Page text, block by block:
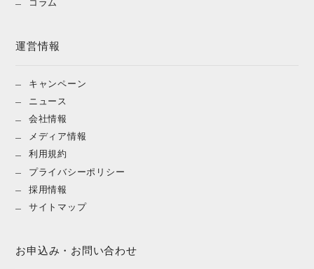
コラム
運営情報
キャンペーン
ニュース
会社情報
メディア情報
利用規約
プライバシーポリシー
採用情報
サイトマップ
お申込み・お問い合わせ